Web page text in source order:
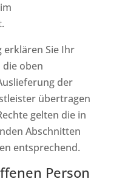
erklären Sie Ihr
die oben
der
übertragen
gelten die in
Abschnitten
entsprechend.
Person